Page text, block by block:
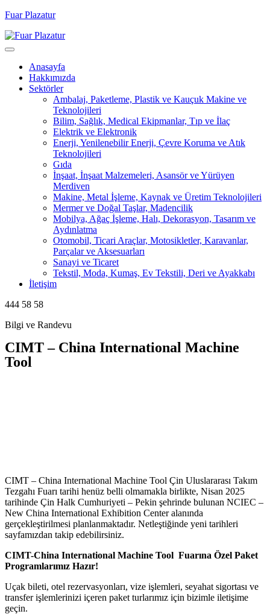
Fuar Plazatur
Anasayfa
Hakkımızda
Sektörler
Ambalaj, Paketleme, Plastik ve Kauçuk Makine ve
Teknolojileri
Bilim, Sağlık, Medical Ekipmanlar, Tıp ve İlaç
Elektrik ve Elektronik
Enerji, Yenilenebilir Enerji, Çevre Koruma ve Atık
Teknolojileri
Gıda
İnşaat, İnşaat Malzemeleri, Asansör ve Yürüyen
Merdiven
Makine, Metal İşleme, Kaynak ve Üretim Teknolojileri
Mermer ve Doğal Taşlar, Madencilik
Mobilya, Ağaç İşleme, Halı, Dekorasyon, Tasarım ve
Aydınlatma
Otomobil, Ticari Araçlar, Motosikletler, Karavanlar,
Parçalar ve Aksesuarları
Sanayi ve Ticaret
Tekstil, Moda, Kumaş, Ev Tekstili, Deri ve Ayakkabı
İletişim
444 58 58
Bilgi ve Randevu
CIMT – China International Machine
Tool
CIMT – China International Machine Tool Çin Uluslararası Takım
Tezgahı Fuarı tarihi henüz belli olmamakla birlikte, Nisan 2025
tarihinde Çin Halk Cumhuriyeti – Pekin şehrinde bulunan NCIEC –
New China International Exhibition Center alanında
gerçekleştirilmesi planlanmaktadır. Netleştiğinde yeni tarihleri
sayfamızdan takip edebilirsiniz.
CIMT-China International Machine Tool Fuarına Özel Paket
Programlarımız Hazır!
Uçak bileti, otel rezervasyonları, vize işlemleri, seyahat sigortası ve
transfer işlemlerinizi içeren paket turlarımız için bizimle iletişime
geçin.